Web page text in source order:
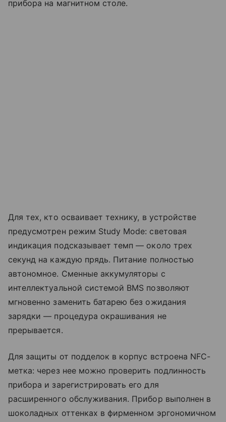
прибора на магнитном столе.
Для тех, кто осваивает технику, в устройстве
предусмотрен режим Study Mode: световая
индикация подсказывает темп — около трех
секунд на каждую прядь. Питание полностью
автономное. Сменные аккумуляторы с
интеллектуальной системой BMS позволяют
мгновенно заменить батарею без ожидания
зарядки — процедура окрашивания не
прерывается.
Для защиты от подделок в корпус встроена NFC-
метка: через нее можно проверить подлинность
прибора и зарегистрировать его для
расширенного обслуживания. Прибор выполнен в
шоколадных оттенках в фирменном эргономичном